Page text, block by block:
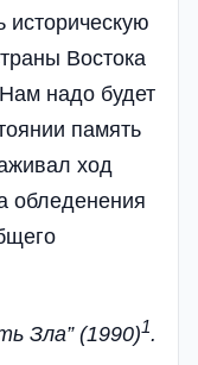
историческую
Востока
надо будет
память
ход
обледенения
Зла” (1990)1.